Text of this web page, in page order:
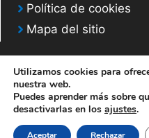
Política de cookies
Mapa del sitio
© 2025 Web desarrollada por el
Utilizamos cookies para
nuestra web.
Puedes aprender más sobre
desactivarlas en los ajustes.
Aceptar Rechazar